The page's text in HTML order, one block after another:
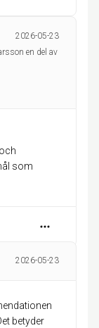
2026-05-23
en del av
som
2026-05-23
betyder